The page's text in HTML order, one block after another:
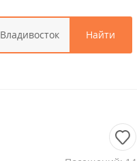
Владивосток Найти